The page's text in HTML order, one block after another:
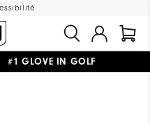
GLOVE IN GOLF